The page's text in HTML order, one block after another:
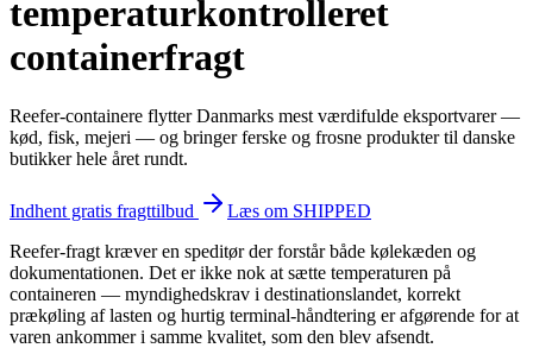
temperaturkontrolleret
containerfragt
Reefer-containere flytter Danmarks mest værdifulde eksportvarer —
kød, fisk, mejeri — og bringer ferske og frosne produkter til danske
butikker hele året rundt.
Indhent gratis fragttilbud
Læs om SHIPPED
Reefer-fragt kræver en speditør der forstår både kølekæden og
dokumentationen. Det er ikke nok at sætte temperaturen på
containeren — myndighedskrav i destinationslandet, korrekt
prækøling af lasten og hurtig terminal-håndtering er afgørende for at
varen ankommer i samme kvalitet, som den blev afsendt.